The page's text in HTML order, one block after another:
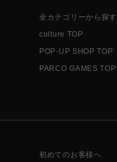
全カテゴリーから探す
culture TOP
POP-UP SHOP TOP
PARCO GAMES TOP
初めてのお客様へ